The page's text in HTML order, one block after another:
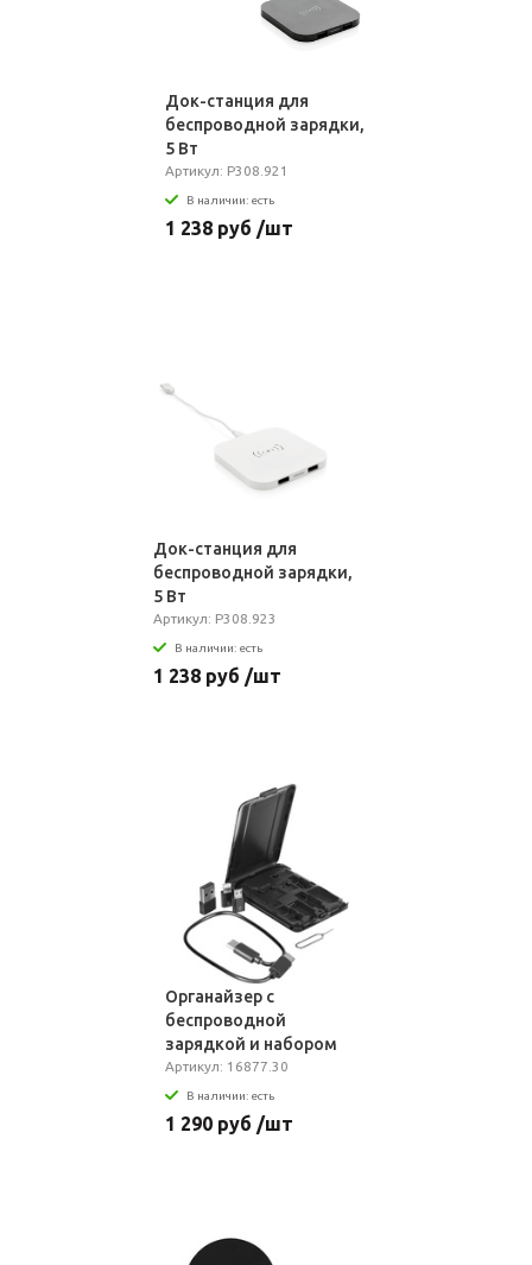
Док-станция для
беспроводной зарядки,
5 Вт
Артикул: P308.921
В наличии: есть
1 238 руб /шт
Док-станция для
беспроводной зарядки,
5 Вт
Артикул: P308.923
В наличии: есть
1 238 руб /шт
Органайзер с
беспроводной
зарядкой и набором
адаптеров Octopod,
черный
Артикул: 16877.30
В наличии: есть
1 290 руб /шт